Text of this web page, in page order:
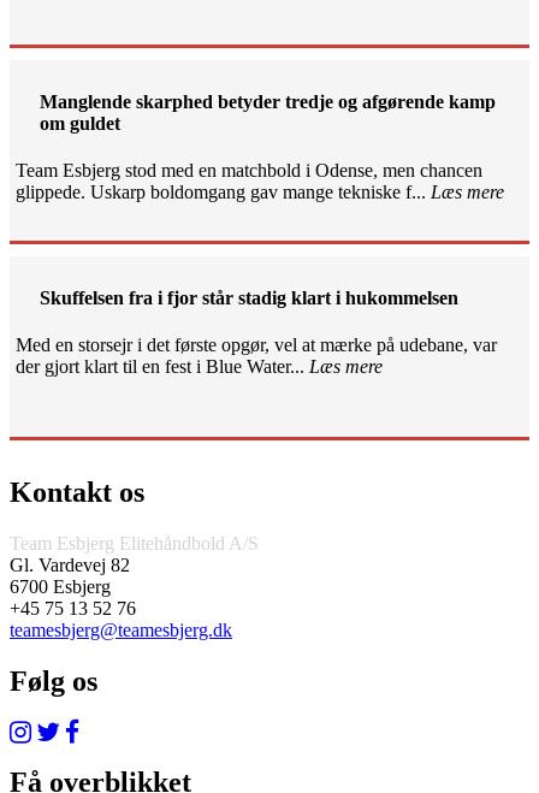
Manglende skarphed betyder tredje og afgørende kamp
om guldet
Team Esbjerg stod med en matchbold i Odense, men chancen
glippede. Uskarp boldomgang gav mange tekniske f... Læs mere
Skuffelsen fra i fjor står stadig klart i hukommelsen
Med en storsejr i det første opgør, vel at mærke på udebane, var
der gjort klart til en fest i Blue Water... Læs mere
Kontakt os
Team Esbjerg Elitehåndbold A/S
Gl. Vardevej 82
6700 Esbjerg
+45 75 13 52 76
teamesbjerg@teamesbjerg.dk
Følg os
Få overblikket